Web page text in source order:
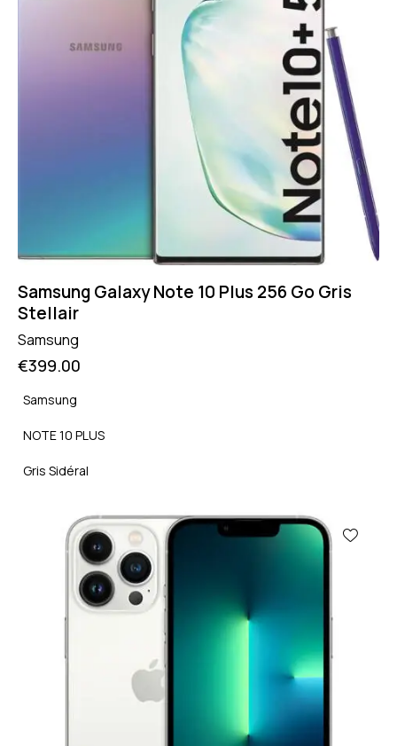
Samsung Galaxy Note 10 Plus 256 Go Gris
Stellair
Samsung
€399.00
Samsung
NOTE 10 PLUS
Gris Sidéral